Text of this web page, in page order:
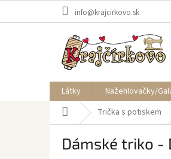
info@krajcirkovo.sk
Látky Nažehlovačky/
Domů Trička s potiskem
Dámské triko -